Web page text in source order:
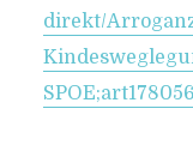
direkt/